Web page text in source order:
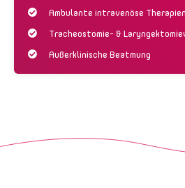
Ambulante intravenöse Therapien
Tracheostomie- &
Außerklinische Beatmung